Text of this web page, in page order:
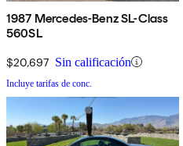
1987 Mercedes-Benz SL-Class
560SL
$20,697 Sin calificación
Incluye tarifas de conc.